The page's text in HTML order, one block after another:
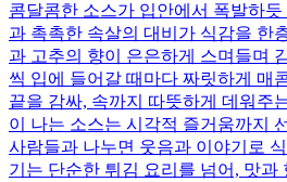
콤달콤한 소스가 입안에서 폭발하
과 촉촉한 속살의 대비가 식감을 한
과 고추의 향이 은은하게 스며들며
씩 입에 들어갈 때마다 짜릿하게 매
끝을 감싸, 속까지 따뜻하게 데워주
이 나는 소스는 시각적 즐거움까지
사람들과 나누면 웃음과 이야기로
기는 단순한 튀김 요리를 넘어, 맛과